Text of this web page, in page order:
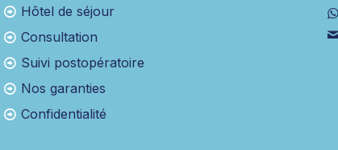
Hôtel de séjour
Consultation
Suivi postopératoire
Nos garanties
Confidentialité